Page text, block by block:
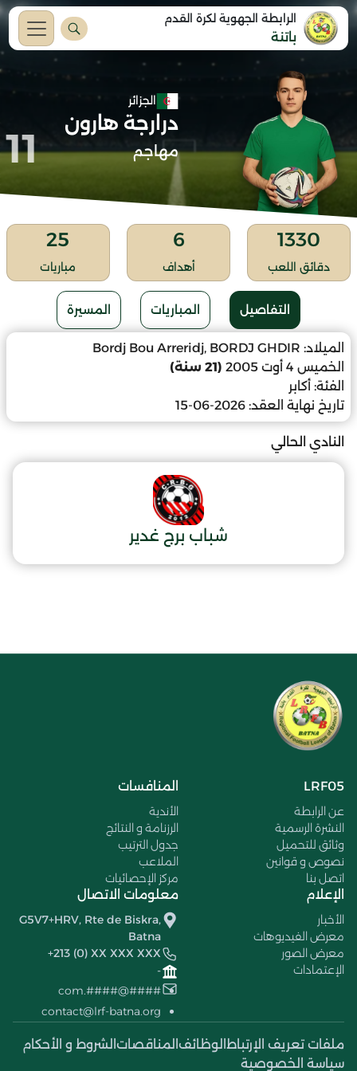
الرابطة الجهوية لكرة القدم
باتنة
الجزائر
درارجة هارون
مهاجم 11
1330
دقائق اللعب
6
أهداف
25
مباريات
التفاصيل المباريات المسيرة
الميلاد: Bordj Bou Arreridj, BORDJ GHDIR
الخميس 4 أوت 2005
(21 سنة)
الفئة: أكابر
تاريخ نهاية العقد: 2026-06-15
النادي الحالي
شباب برج غدير
LRF05
عن الرابطة
النشرة الرسمية
وثائق للتحميل
نصوص و قوانين
اتصل بنا
المنافسات
الأندية
الرزنامة و النتائج
جدول الترتيب
الملاعب
مركز الإحصائيات
الإعلام
الأخبار
معرض الفيديوهات
معرض الصور
الإعتمادات
معلومات الاتصال
G5V7+HRV, Rte de Biskra,
Batna
+213 (0) XX XXX XXX
-
####@####.com
contact@lrf-batna.org
ملفات تعريف الإرتباط الوظائف المناقصات الشروط و الأحكام
سياسة الخصوصية